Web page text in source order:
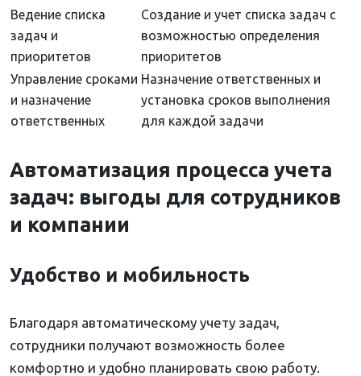
Ведение списка
задач и
приоритетов
Создание и учет списка задач с
возможностью определения
приоритетов
Управление сроками
и назначение
ответственных
Назначение ответственных и
установка сроков выполнения
для каждой задачи
Автоматизация процесса учета
задач: выгоды для сотрудников
и компании
Удобство и мобильность
Благодаря автоматическому учету задач,
сотрудники получают возможность более
комфортно и удобно планировать свою работу.